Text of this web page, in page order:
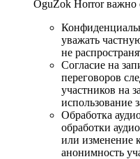
OguZok Horror
уважать
не
Согласие на
переговоров
участников на
использование
Обработка
обработки
или изменение
анонимность